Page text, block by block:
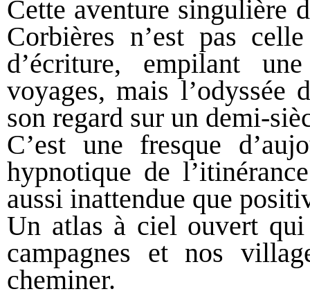
Cette aventure singulière
Corbières n’est pas
d’écriture, empilant
voyages, mais l’odyssée
son regard sur un demi-
C’est une fresque
hypnotique de
aussi inattendue que
Un atlas à ciel ouvert
campagnes et nos
cheminer.